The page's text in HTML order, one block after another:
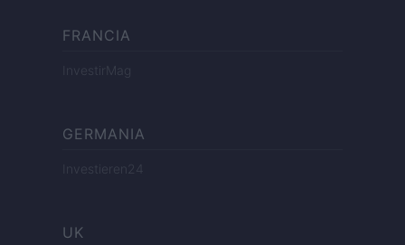
FRANCIA
InvestirMag
GERMANIA
Investieren24
UK